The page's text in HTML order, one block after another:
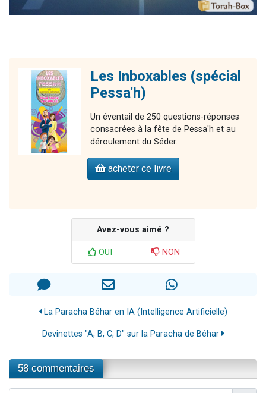
Les Inboxables (spécial
Pessa'h)
Un éventail de 250 questions-réponses
consacrées à la fête de Pessa'h et au
déroulement du Séder.
acheter ce livre
Avez-vous aimé ?
OUI NON
La Paracha Béhar en IA (Intelligence Artificielle)
Devinettes "A, B, C, D" sur la Paracha de Béhar
58 commentaires